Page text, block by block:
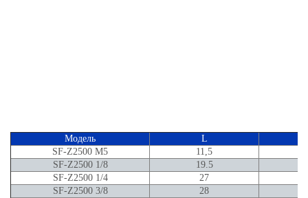
Модель
L
SF-Z2500 M5
11,5
SF-Z2500 1/8
19.5
SF-Z2500 1/4
27
SF-Z2500 3/8
28